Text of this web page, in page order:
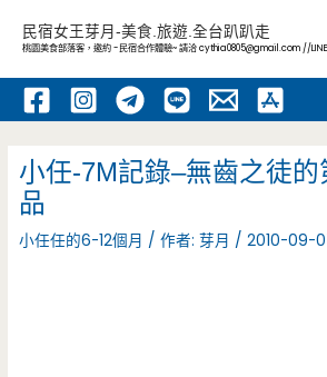
內
民宿女王芽月-美食.旅遊.全台趴趴走
桃園美食部落客，邀約 -民宿合作體驗~ 請洽cythia0805@gmail.com //
小任-7M記錄–無齒之徒
品
小任任的6-12個月 / 作者:芽月 /2010-09-